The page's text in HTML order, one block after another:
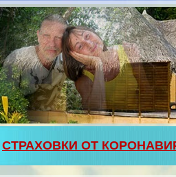
СТРАХОВКИ ОТ